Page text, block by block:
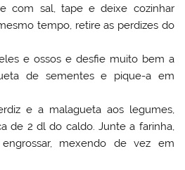
com sal, tape e deixe cozinhar
tempo, retire as perdizes do
e ossos e desfie muito bem a
de sementes e pique-a em
e a malagueta aos legumes,
de 2 dl do caldo. Junte a farinha,
mexendo de vez em